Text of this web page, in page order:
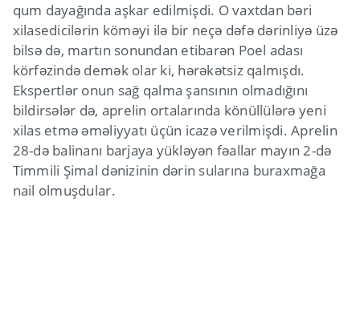
qum dayağında aşkar edilmişdi. O vaxtdan bəri
xilasedicilərin köməyi ilə bir neçə dəfə dərinliyə üzə
bilsə də, martın sonundan etibarən Poel adası
körfəzində demək olar ki, hərəkətsiz qalmışdı.
Ekspertlər onun sağ qalma şansının olmadığını
bildirsələr də, aprelin ortalarında könüllülərə yeni
xilas etmə əməliyyatı üçün icazə verilmişdi. Aprelin
28-də balinanı barjaya yükləyən fəallar mayın 2-də
Timmili Şimal dənizinin dərin sularına buraxmağa
nail olmuşdular.